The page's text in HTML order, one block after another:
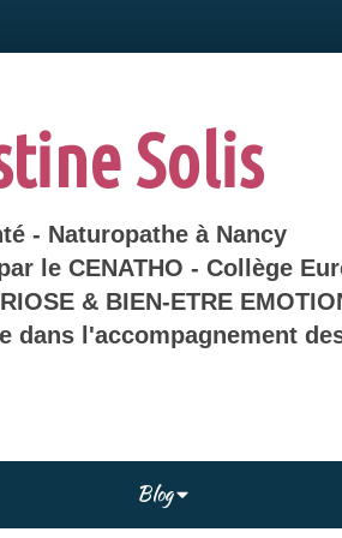
Solis
- Naturopathe à Nancy
le CENATHO - Collège
& BIEN-ETRE
dans l'accompagnement
Blog